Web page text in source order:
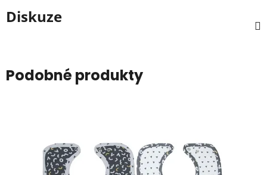
Diskuze
Podobné produkty